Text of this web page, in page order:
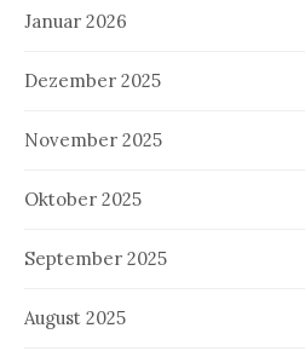
Januar 2026
Dezember 2025
November 2025
Oktober 2025
September 2025
August 2025